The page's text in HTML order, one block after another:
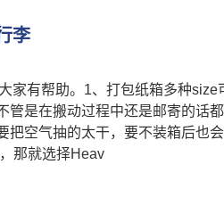
李
家有帮助。1、打包纸箱多种size
管是在搬动过程中还是邮寄的话
把空气抽的太干，要不装箱后也
那就选择Heav